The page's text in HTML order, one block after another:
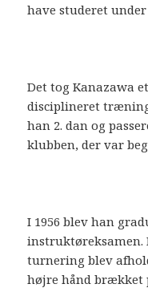
have studeret
Det tog Kanazawa
disciplineret
han 2. dan og
klubben, der var
I 1956 blev han
instruktøreksamen.
turnering blev
højre hånd brækket